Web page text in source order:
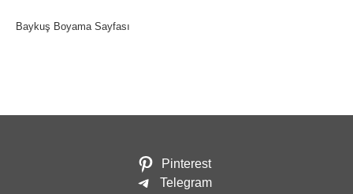
Baykuş Boyama Sayfası
Pinterest
Telegram